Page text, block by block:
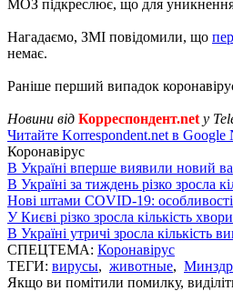
МОЗ підкреслює, що для уникнення
Нагадаємо, ЗМІ повідомили, що
немає.
Раніше перший випадок
Новини від Корреспондент.net у
Читайте Korrespondent.net в Google
Коронавірус
В Україні вперше виявили новий
В Україні за тиждень різко зросла
Нові штами COVID-19: особливості
У Києві різко зросла кількість
В Україні утричі зросла кількість
СПЕЦТЕМА: Коронавірус
ТЕГИ: вирусы, животные,
Якщо ви помітили помилку,